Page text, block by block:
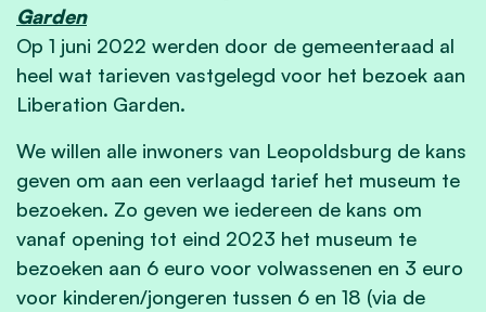
Garden
Op 1 juni 2022 werden door de gemeenteraad al
heel wat tarieven vastgelegd voor het bezoek aan
Liberation Garden.
We willen alle inwoners van Leopoldsburg de kans
geven om aan een verlaagd tarief het museum te
bezoeken. Zo geven we iedereen de kans om
vanaf opening tot eind 2023 het museum te
bezoeken aan 6 euro voor volwassenen en 3 euro
voor kinderen/jongeren tussen 6 en 18 (via de